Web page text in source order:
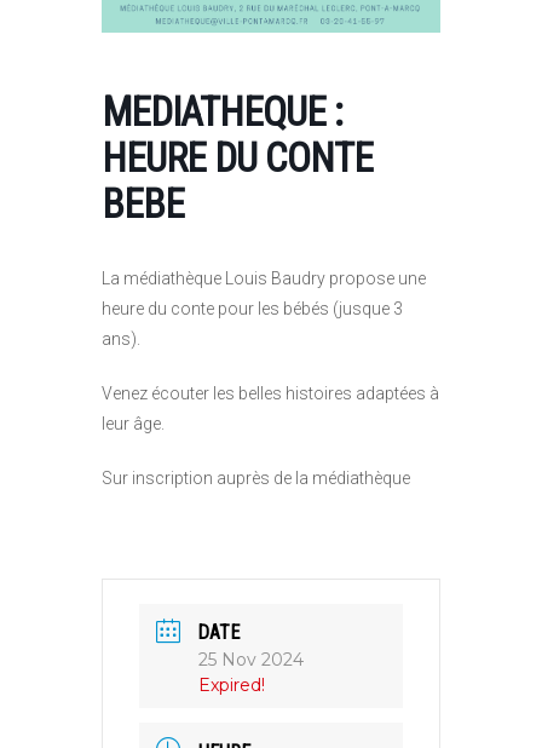
MEDIATHEQUE :
HEURE DU CONTE
BEBE
La médiathèque Louis Baudry propose une
heure du conte pour les bébés (jusque 3
ans).
Venez écouter les belles histoires adaptées à
leur âge.
Sur inscription auprès de la médiathèque
DATE
25 Nov 2024
Expired!